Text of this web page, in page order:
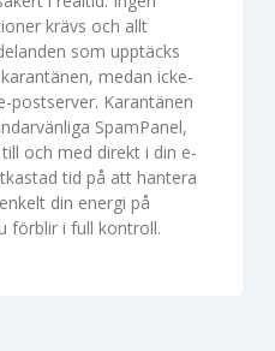
krävs och allt
som upptäcks
medan icke-
postserver. Karantänen
SpamPanel,
och med direkt i din e-
tid på att hantera
din energi på
förblir i full kontroll.